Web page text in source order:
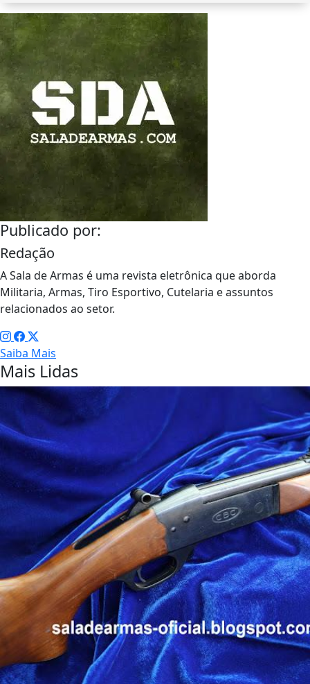
Publicado por:
Redação
A Sala de Armas é uma revista eletrônica que aborda
Militaria, Armas, Tiro Esportivo, Cutelaria e assuntos
relacionados ao setor.
Saiba Mais
Mais Lidas